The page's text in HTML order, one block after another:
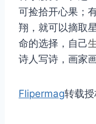
可捡拾开心果；
翔，就可以摘取
命的选择，自己
诗人写诗，画家
Flipermag转载授
取消